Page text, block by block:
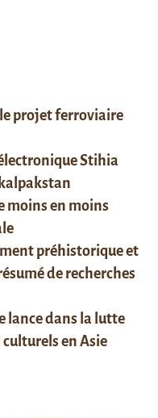
projet ferroviaire
Stihia
moins en moins
préhistorique et
de recherches
lance dans la lutte
en Asie